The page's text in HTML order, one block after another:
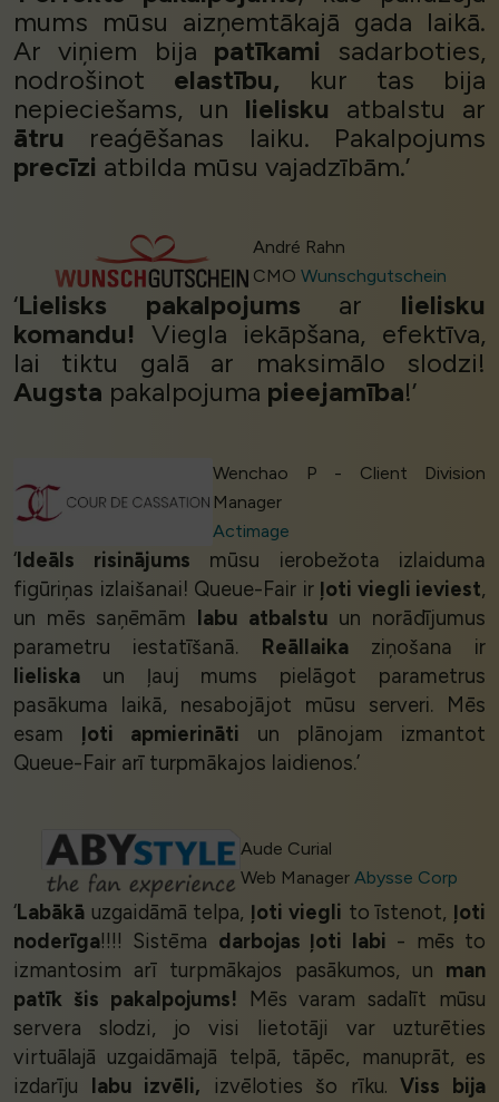
mums mūsu aizņemtākajā gada laikā.
Ar viņiem bija patīkami sadarboties,
nodrošinot elastību, kur tas bija
nepieciešams, un lielisku atbalstu ar
ātru reaģēšanas laiku. Pakalpojums
precīzi atbilda mūsu vajadzībām.’
André Rahn
CMO Wunschgutschein
‘Lielisks pakalpojums ar lielisku
komandu! Viegla iekāpšana, efektīva,
lai tiktu galā ar maksimālo slodzi!
Augsta pakalpojuma pieejamība!’
Wenchao P - Client Division
Manager
Actimage
‘Ideāls risinājums mūsu ierobežota izlaiduma
figūriņas izlaišanai! Queue-Fair ir ļoti viegli ieviest,
un mēs saņēmām labu atbalstu un norādījumus
parametru iestatīšanā. Reāllaikaziņošana ir
lieliska un ļauj mums pielāgot parametrus
pasākuma laikā, nesabojājot mūsu serveri. Mēs
esam ļoti apmierināti un plānojam izmantot
Queue-Fair arī turpmākajos laidienos.’
Aude Curial
Web ManagerAbysse Corp
‘Labākā uzgaidāmā telpa, ļoti viegli to īstenot, ļoti
noderīga!!!! Sistēma darbojas ļoti labi - mēs to
izmantosim arī turpmākajos pasākumos, un man
patīk šis pakalpojums! Mēs varam sadalīt mūsu
servera slodzi, jo visi lietotāji var uzturēties
virtuālajā uzgaidāmajā telpā, tāpēc, manuprāt, es
izdarīju labu izvēli, izvēloties šo rīku.Viss bija